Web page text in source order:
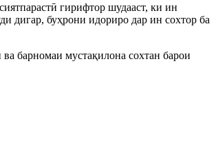
гирифтор шудааст, ки ин
дигар, буҳрони идориро дар ин сохтор ба
барномаи мустақилона сохтан барои